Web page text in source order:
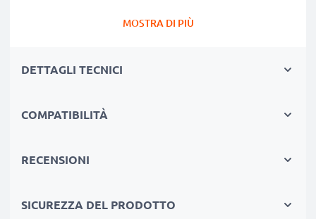
Le nostre batterie sostitutive forniscono
potenza & autonomia. Le prestazioni eguagliano o
Qualità superiore & alti standard di sicurezza
MOSTRA DI PIÙ
DETTAGLI TECNICI
COMPATIBILITÀ
RECENSIONI
SICUREZZA DEL PRODOTTO